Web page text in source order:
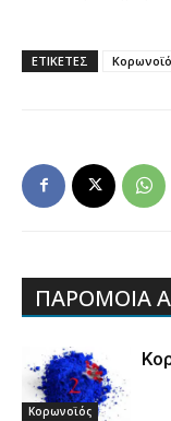
ΕΤΙΚΕΤΕΣ
ΠΑΡΟΜΟΙΑ
Κορωνοϊός